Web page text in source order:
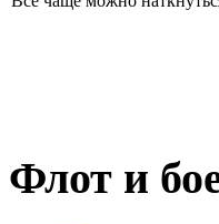
Флот и